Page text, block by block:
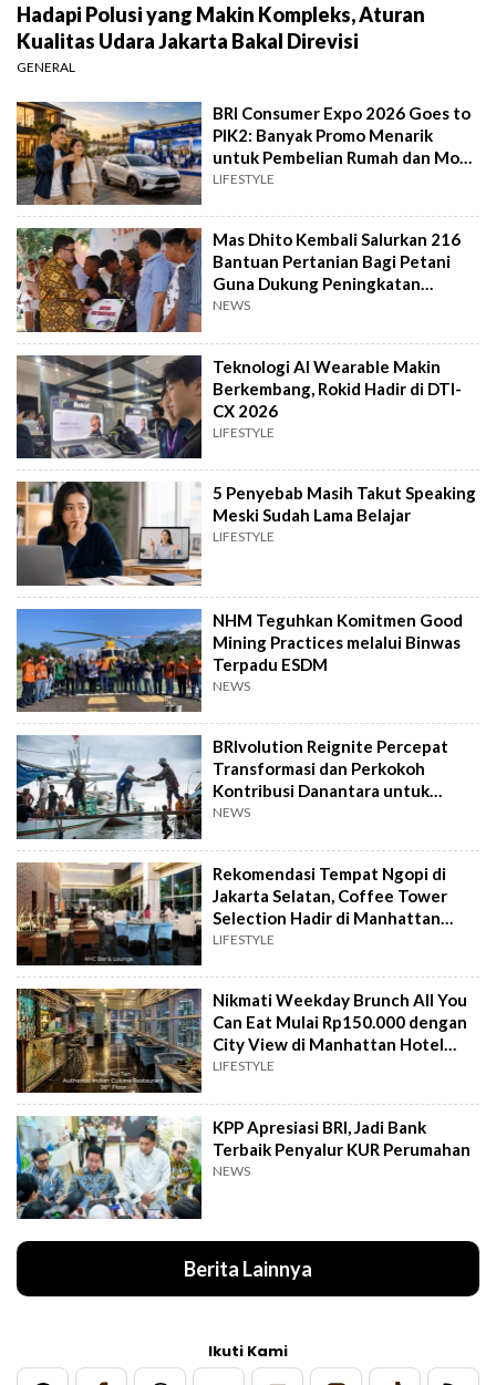
Hadapi Polusi yang Makin Kompleks, Aturan
Kualitas Udara Jakarta Bakal Direvisi
GENERAL
BRI Consumer Expo 2026 Goes to
PIK2: Banyak Promo Menarik
untuk Pembelian Rumah dan Mobil
Baru
LIFESTYLE
Mas Dhito Kembali Salurkan 216
Bantuan Pertanian Bagi Petani
Guna Dukung Peningkatan
Produksi
NEWS
Teknologi AI Wearable Makin
Berkembang, Rokid Hadir di DTI-
CX 2026
LIFESTYLE
5 Penyebab Masih Takut Speaking
Meski Sudah Lama Belajar
LIFESTYLE
NHM Teguhkan Komitmen Good
Mining Practices melalui Binwas
Terpadu ESDM
NEWS
BRIvolution Reignite Percepat
Transformasi dan Perkokoh
Kontribusi Danantara untuk
Ekonomi Nasional
NEWS
Rekomendasi Tempat Ngopi di
Jakarta Selatan, Coffee Tower
Selection Hadir di Manhattan
Hotel Jakarta
LIFESTYLE
Nikmati Weekday Brunch All You
Can Eat Mulai Rp150.000 dengan
City View di Manhattan Hotel
Jakarta
LIFESTYLE
KPP Apresiasi BRI, Jadi Bank
Terbaik Penyalur KUR Perumahan
NEWS
Berita Lainnya
Ikuti Kami